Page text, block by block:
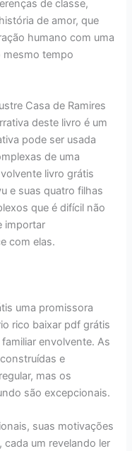
de classe,
de amor, que
humano com uma
mesmo tempo
Casa de Ramires
deste livro é um
pode ser usada
de uma
livro grátis
e suas quatro filhas
que é difícil não
importar
com elas.
uma promissora
rico baixar pdf grátis
envolvente. As
e
mas os
são excepcionais.
suas motivações
um revelando ler